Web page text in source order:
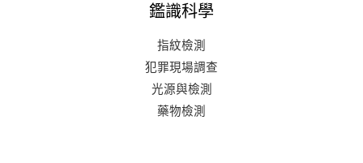
鑑識科學
指紋檢測
犯罪現場調查
光源與檢測
藥物檢測